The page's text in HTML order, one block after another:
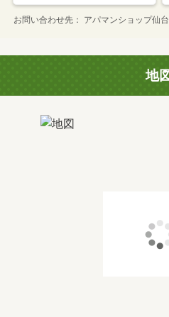
お問い合わせ先 アパマンショップ仙
地